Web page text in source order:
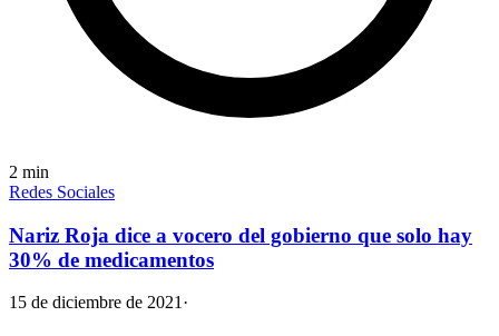
2 min
Redes Sociales
Nariz Roja dice a vocero del gobierno que solo hay
30% de medicamentos
15 de diciembre de 2021 ·